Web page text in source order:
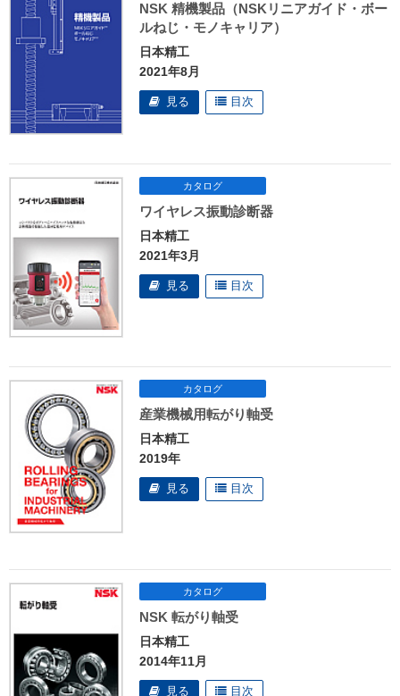
NSK 精機製品（NSKリニアガイド・ボー
ルねじ・モノキャリア）
日本精工
2021年8月
ワイヤレス振動診断器
日本精工
2021年3月
産業機械用転がり軸受
日本精工
2019年
NSK 転がり軸受
日本精工
2014年11月